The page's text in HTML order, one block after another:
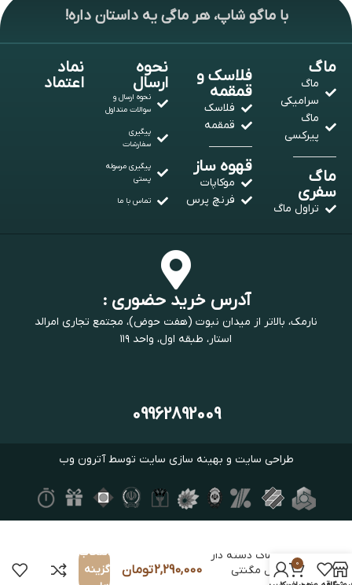
با ماگو شاپ، هر ماگی یه داستان داره!
ماگ
ماگ
سرامیکی
ماگ
پیرکسی
ماگ
سفری
تراول ماگ
فلاسک و
قمقمه
فلاسک
قمقمه
قهوه ساز
موکاپات
فرنچ پرس
نحوه
ارسال
نحوه ارسال و
سوالات متداول
پیگیری
سفارشات
پیگیری مرسوله
پستی
تماس با ما
نماد
اعتماد
آدرس خرید حضوری :
نارمک، بالاتر از میدان نبوت (هفت حوض)، مجتمع تجاری امرالد
استار، طبقه اول، واحد ۱۱۹
09962892009
طراحی سایت و بهینه سازی سایت توسطآترون وب
تراول ماگ دسته دار
600 میل مگنتی
2,290,000تومان
انتخاب
گزینه
0